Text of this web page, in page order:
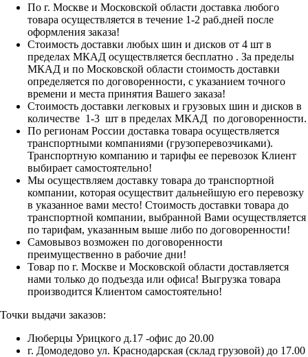
По г. Москве и Московской области доставка любого
товара осуществляется в течение 1-2 раб.дней после
оформления заказа!
Стоимость доставки любых шин и дисков от 4 шт в
пределах МКАД осуществляется бесплатно . За пределы
МКАД и по Московской области стоимость доставки
определяется по договоренности, с указанием точного
времени и места принятия Вашего заказа!
Стоимость доставки легковых и грузовых шин и дисков в
количестве 1-3 шт в пределах МКАД по договоренности.
По регионам России доставка товара осуществляется
транспортными компаниями (грузоперевозчиками).
Транспортную компанию и тарифы ее перевозок Клиент
выбирает самостоятельно!
Мы осуществляем доставку товара до транспортной
компании, которая осуществит дальнейшую его перевозку
в указанное вами место! Стоимость доставки товара до
транспортной компании, выбранной Вами осуществляется
по тарифам, указанным выше либо по договоренности!
Самовывоз возможен по договоренности
преимущественно в рабочие дни!
Товар по г. Москве и Московской области доставляется
нами только до подъезда или офиса! Выгрузка товара
производится Клиентом самостоятельно!
Точки выдачи заказов:
Люберцы Урицкого д.17 -офис до 20.00
г. Домодедово ул. Краснодарская (склад грузовой) до 17.00